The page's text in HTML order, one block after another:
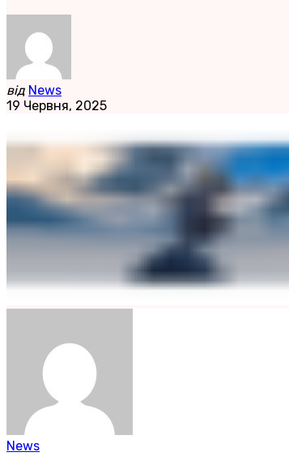
від News
19 Червня, 2025
News